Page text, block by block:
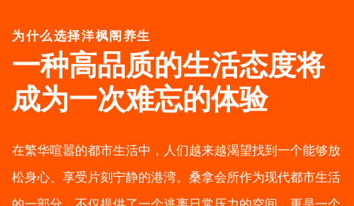
为什么选择洋枫阁养生
一种高品质的生活态度将
成为一次难忘的体验
在繁华喧嚣的都市生活中，人们越来越渴望找到一个能够放
松身心、享受片刻宁静的港湾。桑拿会所作为现代都市生活